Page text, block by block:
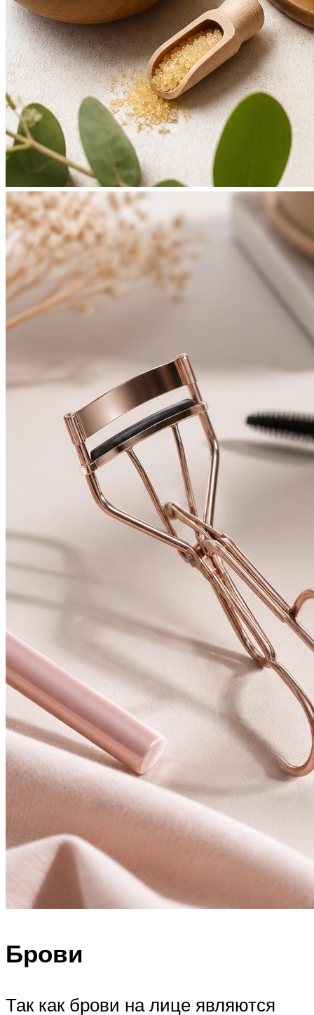
Брови
Так как брови на лице являются